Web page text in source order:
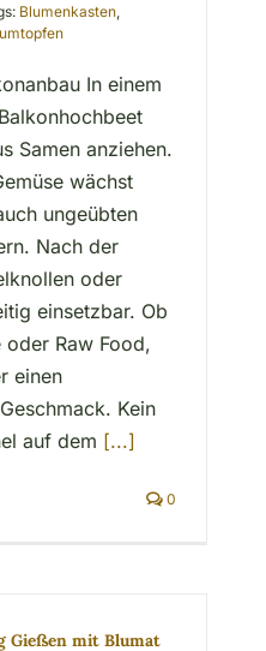
Blumenkasten
umtopfen
In einem
Samen anziehen.
wächst
ungeübten
Nach der
oder
einsetzbar. Ob
oder Raw Food,
einen
Kein
auf dem [...]
0
Gießen mit Blumat